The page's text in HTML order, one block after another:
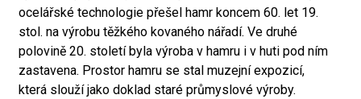
ocelářské technologie přešel hamr koncem 60. let 19.
stol. na výrobu těžkého kovaného nářadí. Ve druhé
polovině 20. století byla výroba v hamru i v huti pod ním
zastavena. Prostor hamru se stal muzejní expozicí,
která slouží jako doklad staré průmyslové výroby.